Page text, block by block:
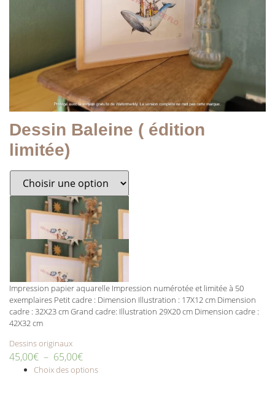
Dessin Baleine ( édition
limitée)
Impression papier aquarelle Impression numérotée et limitée à 50
exemplaires Petit cadre : Dimension Illustration : 17X12 cm Dimension
cadre : 32X23 cm Grand cadre: Illustration 29X20 cm Dimension cadre :
42X32 cm
Dessins originaux
45,00€ – 65,00€
Choix des options